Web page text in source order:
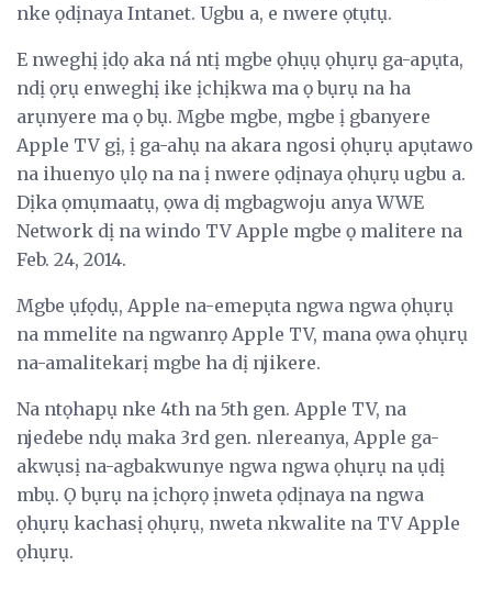
nke ọdịnaya Intanet. Ugbu a, e nwere ọtụtụ.
E nweghị ịdọ aka ná ntị mgbe ọhụụ ọhụrụ ga-apụta,
ndị ọrụ enweghị ike ịchịkwa ma ọ bụrụ na ha
arụnyere ma ọ bụ. Mgbe mgbe, mgbe ị gbanyere
Apple TV gị, ị ga-ahụ na akara ngosi ọhụrụ apụtawo
na ihuenyo ụlọ na na ị nwere ọdịnaya ọhụrụ ugbu a.
Dịka ọmụmaatụ, ọwa dị mgbagwoju anya WWE
Network dị na windo TV Apple mgbe ọ malitere na
Feb. 24, 2014.
Mgbe ụfọdụ, Apple na-emepụta ngwa ngwa ọhụrụ
na mmelite na ngwanrọ Apple TV, mana ọwa ọhụrụ
na-amalitekarị mgbe ha dị njikere.
Na ntọhapụ nke 4th na 5th gen. Apple TV, na
njedebe ndụ maka 3rd gen. nlereanya, Apple ga-
akwụsị na-agbakwunye ngwa ngwa ọhụrụ na ụdị
mbụ. Ọ bụrụ na ịchọrọ ịnweta ọdịnaya na ngwa
ọhụrụ kachasị ọhụrụ, nweta nkwalite na TV Apple
ọhụrụ.